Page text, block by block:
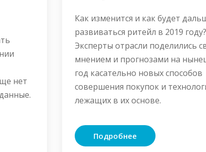
нет
Как изменится и как будет
развиваться ритейл в 2019 году?
Эксперты отрасли поделились
мнением и прогнозами на
год касательно новых способов
совершения покупок и
лежащих в их основе.
Подробнее